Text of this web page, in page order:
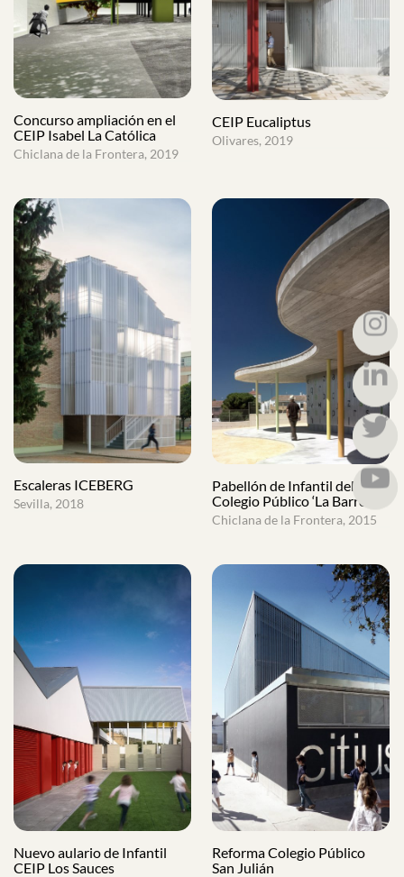
Concurso ampliación en el
CEIP Isabel La Católica
Chiclana de la Frontera, 2019
CEIP Eucaliptus
Olivares, 2019
Escaleras ICEBERG
Sevilla, 2018
Pabellón de Infantil del
Colegio Público ‘La Barrosa’
Chiclana de la Frontera, 2015
Nuevo aulario de Infantil
CEIP Los Sauces
Reforma Colegio Público
San Julián